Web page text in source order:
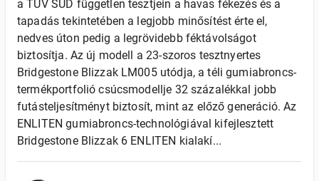
a TÜV SÜD független tesztjein a havas fékezés és a
tapadás tekintetében a legjobb minősítést érte el,
nedves úton pedig a legrövidebb féktávolságot
biztosítja. Az új modell a 23-szoros tesztnyertes
Bridgestone Blizzak LM005 utódja, a téli gumiabroncs-
termékportfolió csúcsmodellje 32 százalékkal jobb
futásteljesítményt biztosít, mint az előző generáció. Az
ENLITEN gumiabroncs-technológiával kifejlesztett
Bridgestone Blizzak 6 ENLITEN kialakí...